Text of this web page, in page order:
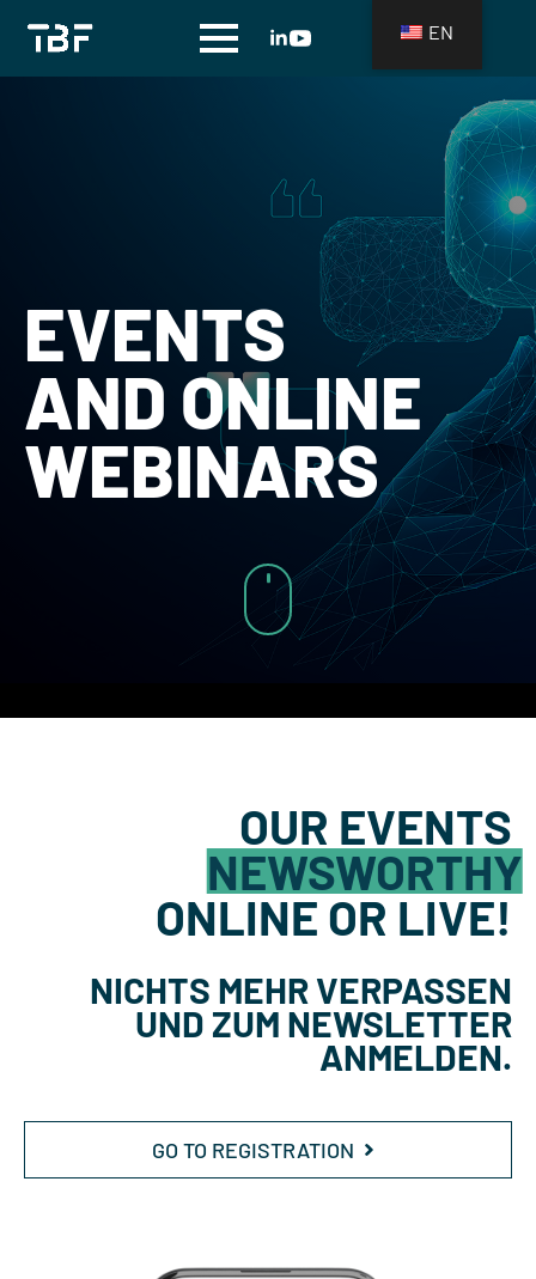
EVENTS
AND ONLINE
WEBINARS
OUR EVENTS
ONLINE OR LIVE!
NICHTS MEHR VERPASSEN
UND ZUM NEWSLETTER
ANMELDEN.
GO TO REGISTRATION
EN